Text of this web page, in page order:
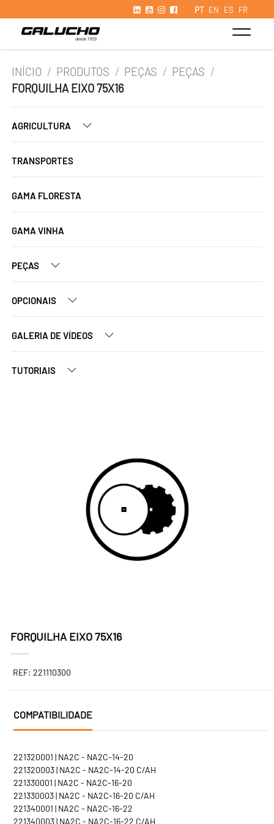
PT EN ES FR
INÍCIO / PRODUTOS / PEÇAS / PEÇAS /
FORQUILHA EIXO 75X16
AGRICULTURA
TRANSPORTES
GAMA FLORESTA
GAMA VINHA
PEÇAS
OPCIONAIS
GALERIA DE VÍDEOS
TUTORIAIS
FORQUILHA EIXO 75X16
REF: 221110300
COMPATIBILIDADE
221320001 | NA2C - NA2C-14-20
221320003 | NA2C - NA2C-14-20 C/AH
221330001 | NA2C - NA2C-16-20
221330003 | NA2C - NA2C-16-20 C/AH
221340001 | NA2C - NA2C-16-22
221340003 | NA2C - NA2C-16-22 C/AH